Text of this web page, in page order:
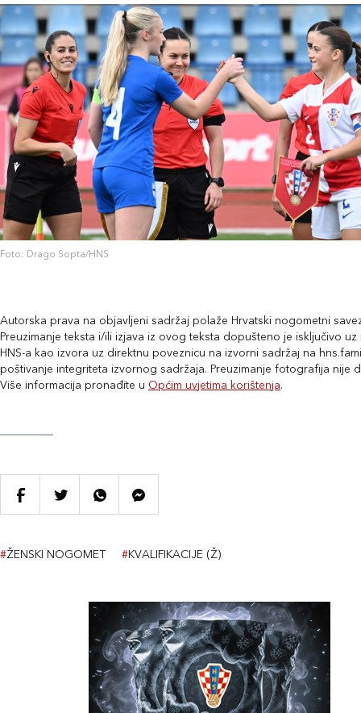
Foto: Drago Sopta/HNS
Autorska prava na objavljeni sadržaj polaže Hrvatski nogometni
Preuzimanje teksta i/ili izjava iz ovog teksta dopušteno je isključivo
HNS-a kao izvora uz direktnu poveznicu na izvorni sadržaj na
poštivanje integriteta izvornog sadržaja. Preuzimanje fotografija nije
Više informacija pronađite u Općim uvjetima korištenja.
#ŽENSKI NOGOMET #KVALIFIKACIJE (Ž)